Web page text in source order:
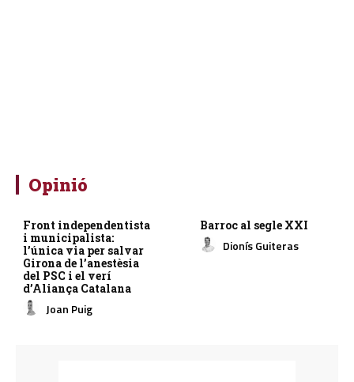
Opinió
Front independentista
i municipalista:
l’única via per salvar
Girona de l’anestèsia
del PSC i el verí
d’Aliança Catalana
Joan Puig
Barroc al segle XXI
Dionís Guiteras